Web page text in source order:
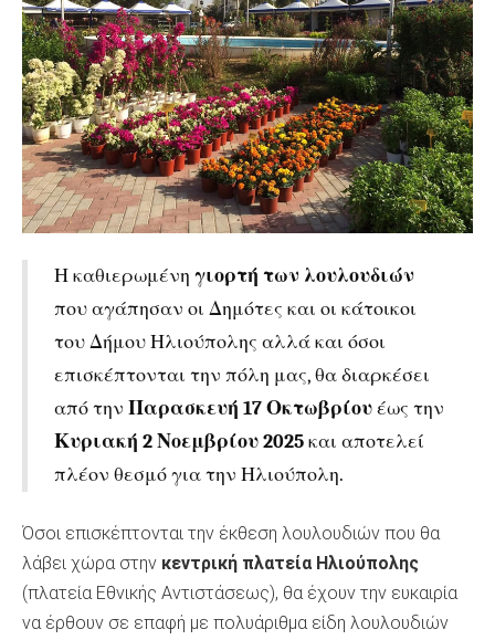
Η καθιερωμένη γιορτή των λουλουδιών
που αγάπησαν οι Δημότες και οι κάτοικοι
του Δήμου Ηλιούπολης αλλά και όσοι
επισκέπτονται την πόλη μας, θα διαρκέσει
από την Παρασκευή 17 Οκτωβρίουέως την
Κυριακή 2 Νοεμβρίου 2025και αποτελεί
πλέον θεσμό για την Ηλιούπολη.
Όσοι επισκέπτονται την έκθεση λουλουδιών που θα
λάβει χώρα στην κεντρική πλατεία Ηλιούπολης
(πλατεία Εθνικής Αντιστάσεως), θα έχουν την ευκαιρία
να έρθουν σε επαφή με πολυάριθμα είδη λουλουδιών